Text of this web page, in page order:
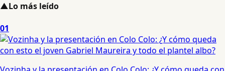
▲Lo más leído
01